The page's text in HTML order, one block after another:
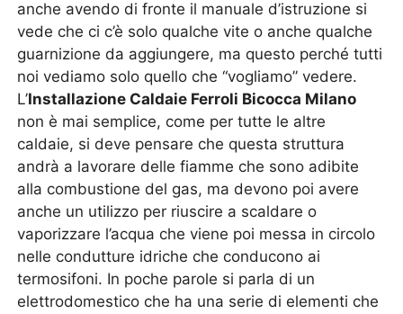
anche avendo di fronte il manuale d’istruzione si
vede che ci c’è solo qualche vite o anche qualche
guarnizione da aggiungere, ma questo perché tutti
noi vediamo solo quello che “vogliamo” vedere.
L’Installazione Caldaie Ferroli Bicocca Milano
non è mai semplice, come per tutte le altre
caldaie, si deve pensare che questa struttura
andrà a lavorare delle fiamme che sono adibite
alla combustione del gas, ma devono poi avere
anche un utilizzo per riuscire a scaldare o
vaporizzare l’acqua che viene poi messa in circolo
nelle condutture idriche che conducono ai
termosifoni. In poche parole si parla di un
elettrodomestico che ha una serie di elementi che